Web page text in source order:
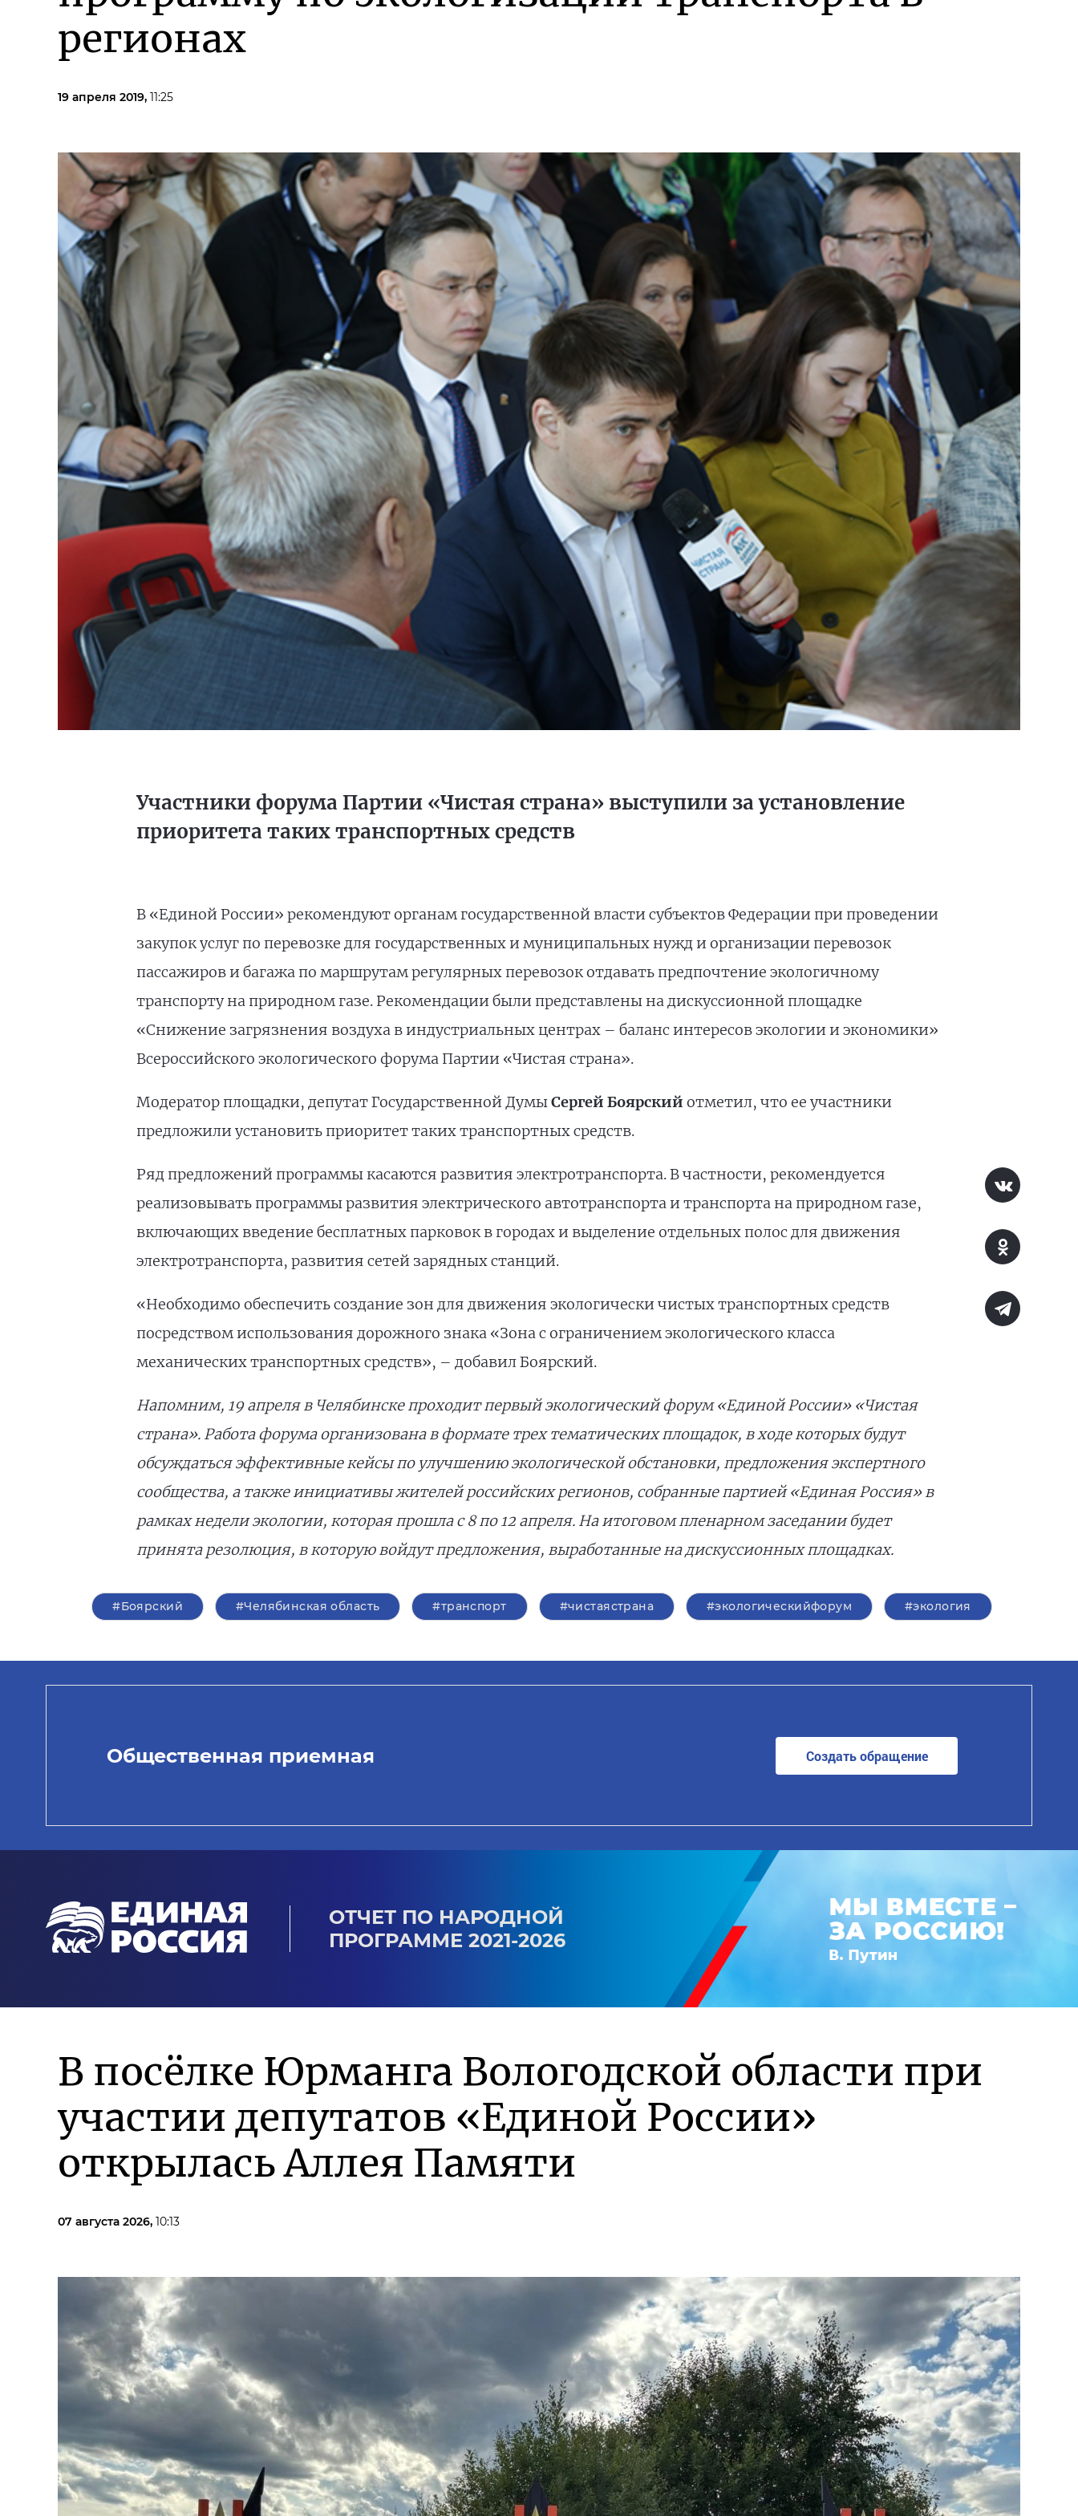
регионах
19 апреля 2019, 11:25
Участники форума Партии «Чистая страна» выступили за установление
приоритета таких транспортных средств
В «Единой России» рекомендуют органам государственной власти субъектов Федерации при проведении
закупок услуг по перевозке для государственных и муниципальных нужд и организации перевозок
пассажиров и багажа по маршрутам регулярных перевозок отдавать предпочтение экологичному
транспорту на природном газе. Рекомендации были представлены на дискуссионной площадке
«Снижение загрязнения воздуха в индустриальных центрах – баланс интересов экологии и экономики»
Всероссийского экологического форума Партии «Чистая страна».
Модератор площадки, депутат Государственной ДумыСергей Боярский отметил, что ее участники
предложили установить приоритет таких транспортных средств.
Ряд предложений программы касаются развития электротранспорта. В частности, рекомендуется
реализовывать программы развития электрического автотранспорта и транспорта на природном газе,
включающих введение бесплатных парковок в городах и выделение отдельных полос для движения
электротранспорта, развития сетей зарядных станций.
«Необходимо обеспечить создание зон для движения экологически чистых транспортных средств
посредством использования дорожного знака «Зона с ограничением экологического класса
механических транспортных средств», – добавил Боярский.
Напомним, 19 апреля в Челябинске проходит первый экологический форум «Единой России» «Чистая
страна». Работа форума организована в формате трех тематических площадок, в ходе которых будут
обсуждаться эффективные кейсы по улучшению экологической обстановки, предложения экспертного
сообщества, а также инициативы жителей российских регионов, собранные партией «Единая Россия» в
рамках недели экологии, которая прошла с 8 по 12 апреля. На итоговом пленарном заседании будет
принята резолюция, в которую войдут предложения, выработанные на дискуссионных площадках.
#Боярский #Челябинская область #транспорт #чистаястрана #экологическийфорум #экология
Общественная приемная Создать обращение
ОТЧЕТ ПО НАРОДНОЙ
ПРОГРАММЕ 2021-2026
В посёлке Юрманга Вологодской области при
участии депутатов «Единой России»
открылась Аллея Памяти
07 августа 2026, 10:13